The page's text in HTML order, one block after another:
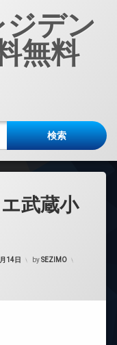
デン
無料
武蔵小
14日 bySEZIMO